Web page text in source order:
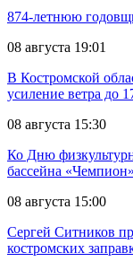
874-летнюю
08 августа 19:01
В Костромской
усиление ветра до
08 августа 15:30
Ко Дню
бассейна
08 августа 15:00
Сергей Ситников
костромских